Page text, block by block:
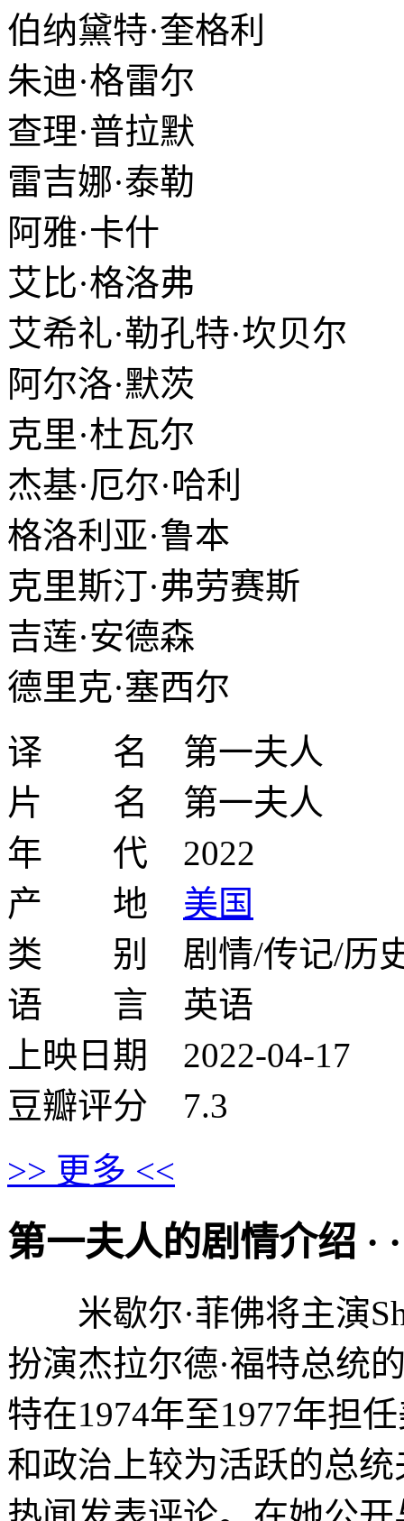
伯纳黛特·奎格利
朱迪·格雷尔
查理·普拉默
雷吉娜·泰勒
阿雅·卡什
艾比·格洛弗
艾希礼·勒孔特·坎贝尔
阿尔洛·默茨
克里·杜瓦尔
杰基·厄尔·哈利
格洛利亚·鲁本
克里斯汀·弗劳赛斯
吉莲·安德森
德里克·塞西尔
译 名 第一夫人
片 名 第一夫人
年 代 2022
产 地 美国
类 别 剧情/传记/历
语 言 英语
上映日期 2022-04-17
豆瓣评分 7.3
>> 更多 <<
第一夫人的剧情介绍 · ·
米歇尔·菲佛将主演
扮演杰拉尔德·福特总统
特在1974年至1977年担
和政治上较为活跃的总